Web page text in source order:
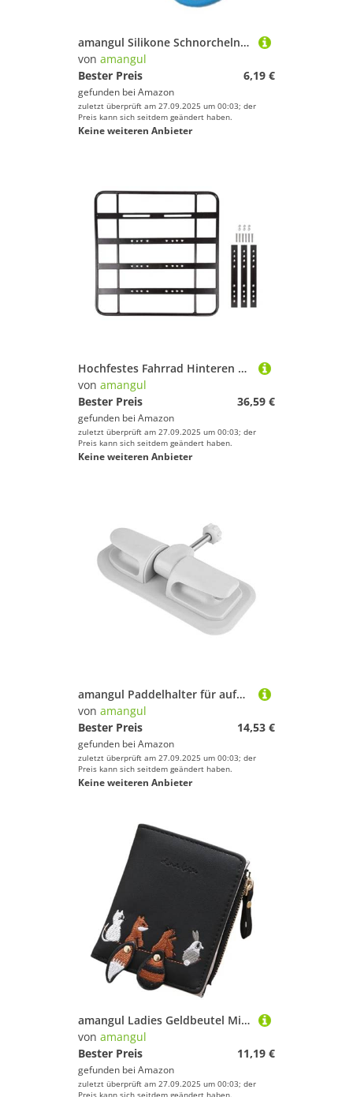
amangul Silikone Schnorcheln Keeper Freisetzung Schnell Maskengürtel Clip Flexible Schnorchelausrüstung Zubehör Zum Tauchen Schwimmstauchmaske Clip
von amangul
Bester Preis
6,19 €
gefunden bei Amazon
zuletzt überprüft am 27.09.2025 um 00:03; der
Preis kann sich seitdem geändert haben.
Keine weiteren Anbieter
Hochfestes Fahrrad Hinteren Rack Metallrahmen Ladungsregalen Füllen Sie Schnell Träger wasserdichte Fahrräder Gepäckstill
von amangul
Bester Preis
36,59 €
gefunden bei Amazon
zuletzt überprüft am 27.09.2025 um 00:03; der
Preis kann sich seitdem geändert haben.
Keine weiteren Anbieter
amangul Paddelhalter für aufblasbare Boote, Kajak, Boote, Ruder, Ersatz, PVC-Flicken, Zubehör, Kajak-Halter
von amangul
Bester Preis
14,53 €
gefunden bei Amazon
zuletzt überprüft am 27.09.2025 um 00:03; der
Preis kann sich seitdem geändert haben.
Keine weiteren Anbieter
amangul Ladies Geldbeutel Mit Tiermuster Reißverschluss Taschenmünzenbeutel Und Kreditkartensteckplatten Wechseln Sie Taschen Kurzwellet Für Frauenmünzen Geldbörse
von amangul
Bester Preis
11,19 €
gefunden bei Amazon
zuletzt überprüft am 27.09.2025 um 00:03; der
Preis kann sich seitdem geändert haben.